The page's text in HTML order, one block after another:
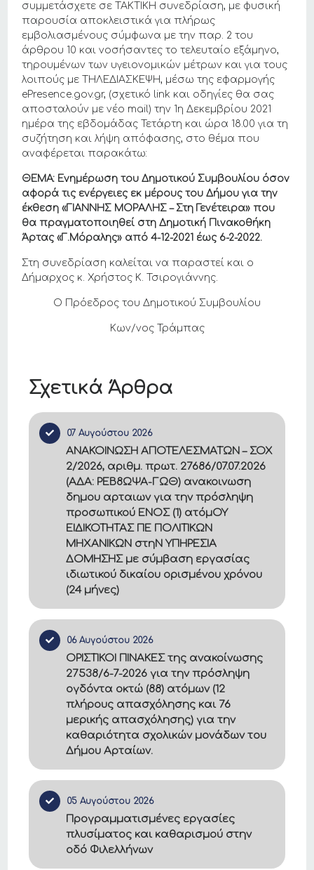
Σχετικά Άρθρα
07 Αυγούστου 2026
ΑΝΑΚΟΙΝΩΣΗ ΑΠΟΤΕΛΕΣΜΑΤΩΝ – ΣΟΧ
2/2026, αριθμ. πρωτ. 27686/07.07.2026
(ΑΔΑ: ΡΕΒ8ΩΨΑ-ΓΩΘ) ανακοινωση
δημου αρταιων για την πρόσληψη
προσωπικού ΕΝΟΣ (1) ατόμΟΥ
ΕΙΔΙΚΟΤΗΤΑΣ ΠΕ ΠΟΛΙΤΙΚΩΝ
ΜΗΧΑΝΙΚΩΝ στηΝ ΥΠΗΡΕΣΙΑ
ΔΟΜΗΣΗΣ με σύμβαση εργασίας
ιδιωτικού δικαίου ορισμένου χρόνου
(24 μήνες)
06 Αυγούστου 2026
ΟΡΙΣΤΙΚΟΙ ΠΙΝΑΚΕΣ της ανακοίνωσης
27538/6-7-2026 για την πρόσληψη
ογδόντα οκτώ (88) ατόμων (12
πλήρους απασχόλησης και 76
μερικής απασχόλησης) για την
καθαριότητα σχολικών μονάδων του
Δήμου Αρταίων.
05 Αυγούστου 2026
Προγραμματισμένες εργασίες
πλυσίματος και καθαρισμού στην
οδό Φιλελλήνων
συμμετάσχετε σε ΤΑΚΤΙΚΗ συνεδρίαση, με φυσική
παρουσία αποκλειστικά για πλήρως
εμβολιασμένους σύμφωνα με την παρ. 2 του
άρθρου 10 και νοσήσαντες το τελευταίο εξάμηνο,
τηρουμένων των υγειονομικών μέτρων και για τους
λοιπούς με ΤΗΛΕΔΙΑΣΚΕΨΗ, μέσω της εφαρμογής
ePresence.gov.gr, (σχετικό link και οδηγίες θα σας
αποσταλούν με νέο mail) την 1η Δεκεμβρίου 2021
ημέρα της εβδομάδας Τετάρτη και ώρα 18.00 για τη
συζήτηση και λήψη απόφασης, στο θέμα που
αναφέρεται παρακάτω:
ΘΕΜΑ: Ενημέρωση του Δημοτικού Συμβουλίου όσον
αφορά τις ενέργειες εκ μέρους του Δήμου για την
έκθεση «ΓΙΑΝΝΗΣ ΜΟΡΑΛΗΣ – Στη Γενέτειρα» που
θα πραγματοποιηθεί στη Δημοτική Πινακοθήκη
Άρτας «Γ.Μόραλης» από 4-12-2021 έως 6-2-2022.
Στη συνεδρίαση καλείται να παραστεί και ο
Δήμαρχος κ. Χρήστος Κ. Τσιρογιάννης.
Ο Πρόεδρος του Δημοτικού Συμβουλίου
Κων/νος Τράμπας